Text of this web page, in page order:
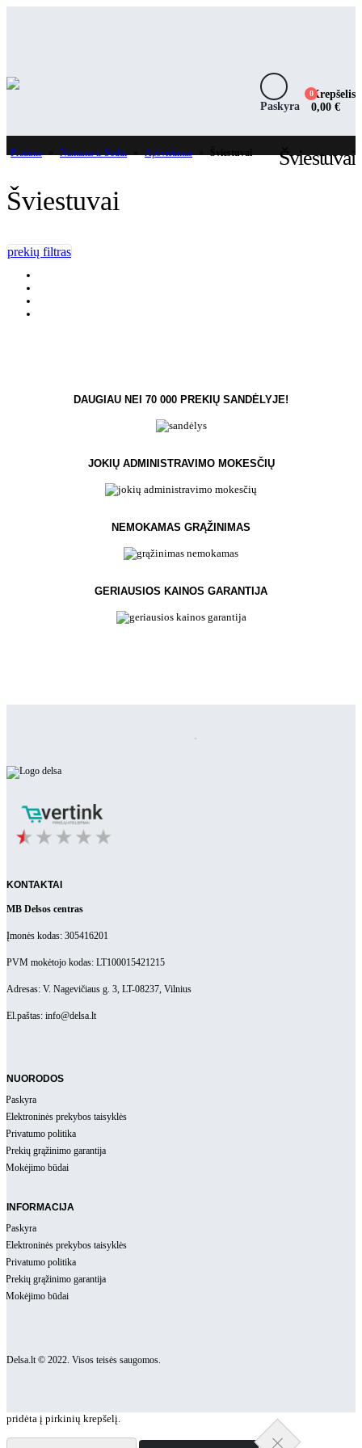
Paskyra
0Krepšelis
0,00 €
Šviestuvai
Pradinis » Namams ir Sodui » Apšvietimas » Šviestuvai
Šviestuvai
DAUGIAU NEI 70 000 PREKIŲ SANDĖLYJE!
JOKIŲ ADMINISTRAVIMO MOKESČIŲ
NEMOKAMAS GRĄŽINIMAS
GERIAUSIOS KAINOS GARANTIJA
KONTAKTAI
MB Delsos centras
Įmonės kodas: 305416201
PVM mokėtojo kodas: LT100015421215
Adresas: V. Nagevičiaus g. 3, LT-08237, Vilnius
El.paštas: info@delsa.lt
NUORODOS
Paskyra
Elektroninės prekybos taisyklės
Privatumo politika
Prekių grąžinimo garantija
Mokėjimo būdai
INFORMACIJA
Paskyra
Elektroninės prekybos taisyklės
Privatumo politika
Prekių grąžinimo garantija
Mokėjimo būdai
Delsa.lt © 2022. Visos teisės saugomos.
pridėta į pirkinių krepšelį.